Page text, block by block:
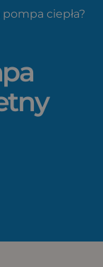
pompa ciepła?